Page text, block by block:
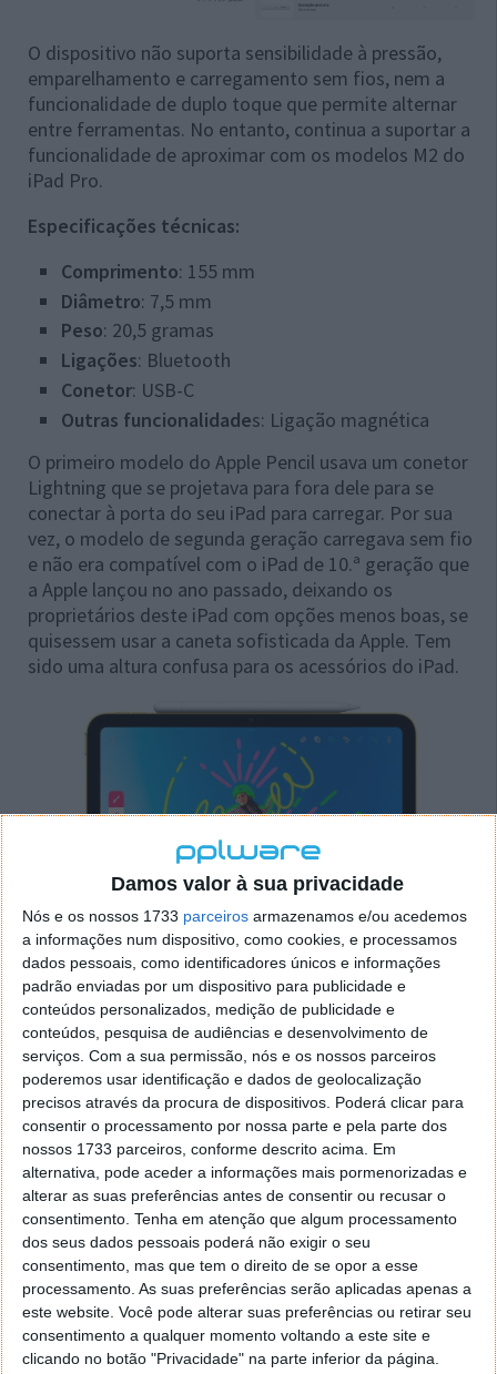
Damos valor à sua privacidade
Nós e os nossos 1733 parceiros armazenamos e/ou acedemos
a informações num dispositivo, como cookies, e processamos
dados pessoais, como identificadores únicos e informações
padrão enviadas por um dispositivo para publicidade e
conteúdos personalizados, medição de publicidade e
conteúdos, pesquisa de audiências e desenvolvimento de
serviços. Com a sua permissão, nós e os nossos parceiros
poderemos usar identificação e dados de geolocalização
precisos através da procura de dispositivos. Poderá clicar para
consentir o processamento por nossa parte e pela parte dos
nossos 1733 parceiros, conforme descrito acima. Em
alternativa, pode aceder a informações mais pormenorizadas e
alterar as suas preferências antes de consentir ou recusar o
consentimento. Tenha em atenção que algum processamento
dos seus dados pessoais poderá não exigir o seu
consentimento, mas que tem o direito de se opor a esse
processamento. As suas preferências serão aplicadas apenas a
este website. Você pode alterar suas preferências ou retirar seu
consentimento a qualquer momento voltando a este site e
clicando no botão "Privacidade" na parte inferior da página.
O dispositivo não suporta sensibilidade à pressão,
emparelhamento e carregamento sem fios, nem a
funcionalidade de duplo toque que permite alternar
entre ferramentas. No entanto, continua a suportar a
funcionalidade de aproximar com os modelos M2 do
iPad Pro.
Especificações técnicas:
Comprimento: 155 mm
Diâmetro: 7,5 mm
Peso: 20,5 gramas
Ligações: Bluetooth
Conetor: USB-C
Outras funcionalidades: Ligação magnética
O primeiro modelo do Apple Pencil usava um conetor
Lightning que se projetava para fora dele para se
conectar à porta do seu iPad para carregar. Por sua
vez, o modelo de segunda geração carregava sem fio
e não era compatível com o iPad de 10.ª geração que
a Apple lançou no ano passado, deixando os
proprietários deste iPad com opções menos boas, se
quisessem usar a caneta sofisticada da Apple. Tem
sido uma altura confusa para os acessórios do iPad.
O Apple Pencil USB-C é compatível com uma série de
iPads, incluindo o iPad Pro de 12,9 polegadas de
terceira a sexta geração, o iPad Pro de 11 polegadas
de primeira a quarta geração, o iPad Air de quarta e
quinta geração, o iPad de 10.ª geração e o iPad Mini
de sexta geração. O Apple Pencil USB-Cestará
disponível no início de novembro.
AApple lançou uma segunda versão do Apple Pencil
em 2018, apropriadamente chamada Apple Pencil 2.
Foi uma grande atualização em relação ao modelo
original, adicionando recursos como carregamento
sem fio (o que significa que o utilizador não precisava
ligá-lo a um iPad para o carregar), uma maneira de
anexar magneticamente à lateral de iPads
compatíveis (o que significa que tinha uma borda